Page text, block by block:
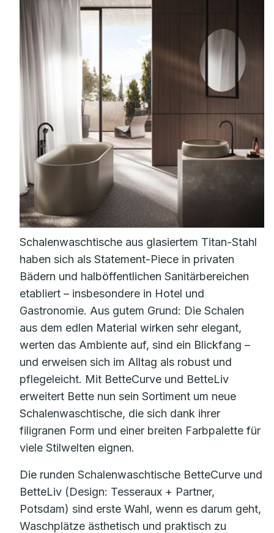
Schalenwaschtische aus glasiertem Titan-Stahl
haben sich als Statement-Piece in privaten
Bädern und halböffentlichen Sanitärbereichen
etabliert – insbesondere in Hotel und
Gastronomie. Aus gutem Grund: Die Schalen
aus dem edlen Material wirken sehr elegant,
werten das Ambiente auf, sind ein Blickfang –
und erweisen sich im Alltag als robust und
pflegeleicht. Mit BetteCurve und BetteLiv
erweitert Bette nun sein Sortiment um neue
Schalenwaschtische, die sich dank ihrer
filigranen Form und einer breiten Farbpalette für
viele Stilwelten eignen.
Die runden Schalenwaschtische BetteCurve und
BetteLiv (Design: Tesseraux + Partner,
Potsdam) sind erste Wahl, wenn es darum geht,
Waschplätze ästhetisch und praktisch zu